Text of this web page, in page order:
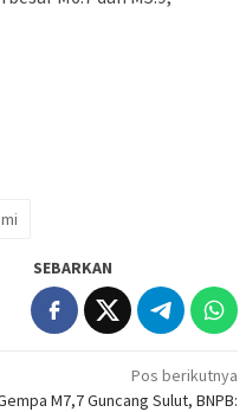
SEBARKAN
Pos berikutnya
M7,7 Guncang Sulut, BNPB: